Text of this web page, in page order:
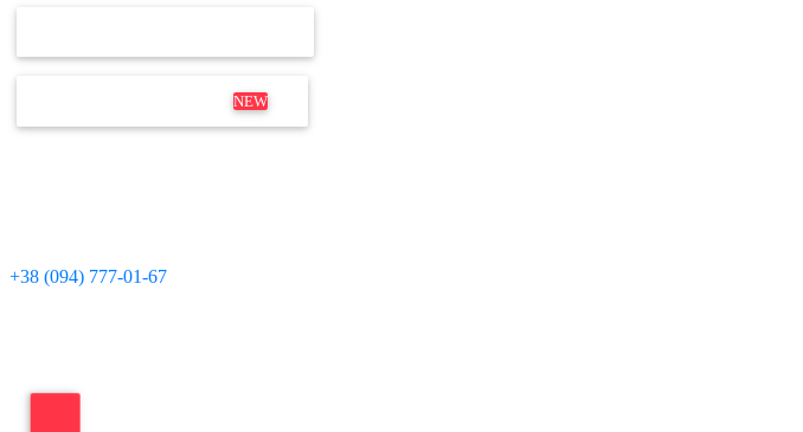
ДИСТРИБУТИВ М.Е.DOCNEW
+38 (094) 777-01-67